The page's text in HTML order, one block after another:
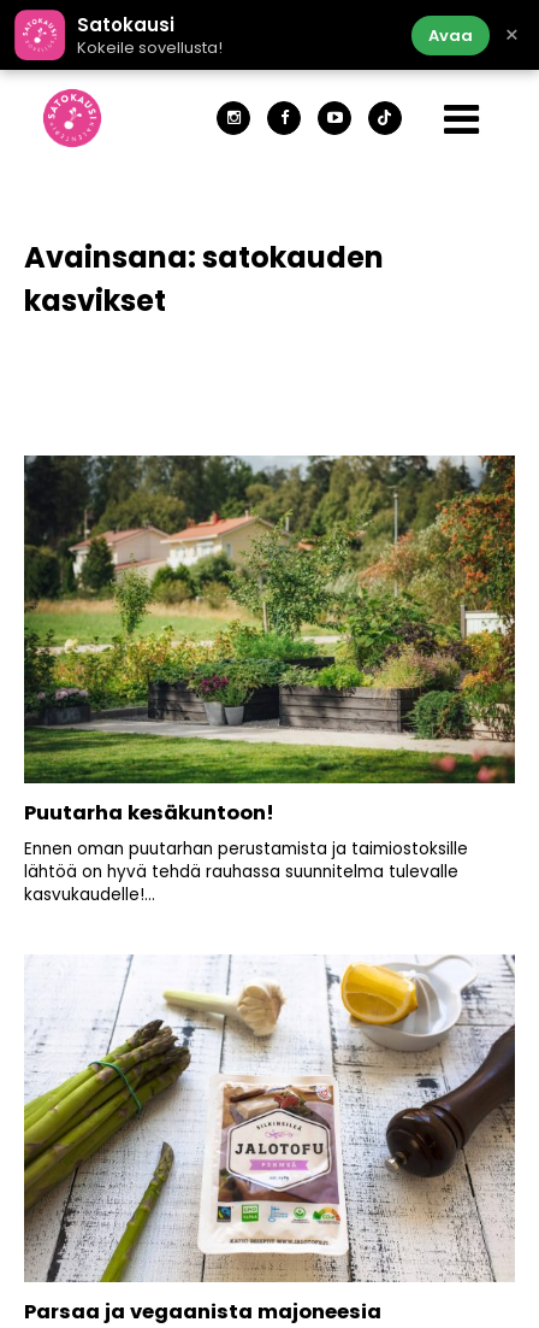
Satokausi
Kokeile sovellusta!
Avaa ×
Avainsana:satokauden
kasvikset
Puutarha kesäkuntoon!
Ennen oman puutarhan perustamista ja taimiostoksille
lähtöä on hyvä tehdä rauhassa suunnitelma tulevalle
kasvukaudelle!...
Parsaa ja vegaanista majoneesia